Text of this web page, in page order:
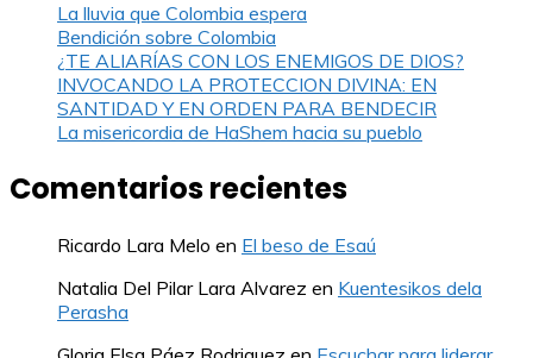
La lluvia que Colombia espera
Bendición sobre Colombia
¿TE ALIARÍAS CON LOS ENEMIGOS DE DIOS?
INVOCANDO LA PROTECCION DIVINA: EN
SANTIDAD Y EN ORDEN PARA BENDECIR
La misericordia de HaShem hacia su pueblo
Comentarios recientes
Ricardo Lara Melo en El beso de Esaú
Natalia Del Pilar Lara Alvarez en Kuentesikos dela
Perasha